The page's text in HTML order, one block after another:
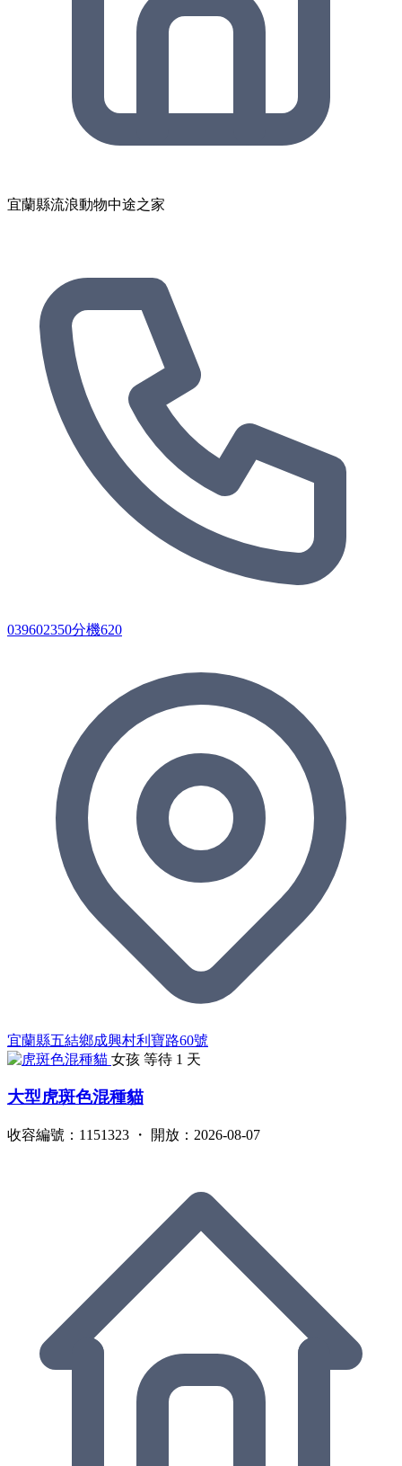
宜蘭縣流浪動物中途之家
039602350分機620
宜蘭縣五結鄉成興村利寶路60號
女孩 等待 1 天
大型虎斑色混種貓
收容編號：1151323 ・ 開放：2026-08-07